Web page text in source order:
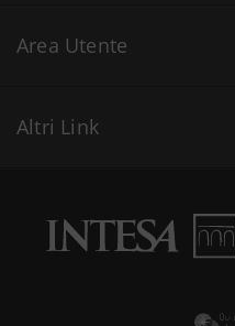
Area Utente
Altri Link